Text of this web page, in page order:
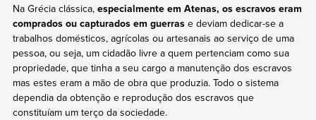
Na Grécia clássica, especialmente em Atenas, os escravos eram
comprados ou capturados em guerrase deviam dedicar-se a
trabalhos domésticos, agrícolas ou artesanais ao serviço de uma
pessoa, ou seja, um cidadão livre a quem pertenciam como sua
propriedade, que tinha a seu cargo a manutenção dos escravos
mas estes eram a mão de obra que produzia. Todo o sistema
dependia da obtenção e reprodução dos escravos que
constituíam um terço da sociedade.